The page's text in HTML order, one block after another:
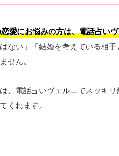
愛にお悩みの方は、電話占い
ない」「結婚を考えている相
せん。
、電話占いヴェルニでスッキ
くれます。